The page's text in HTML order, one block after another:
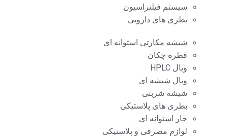
سیستم فیلتراسیون
بطری های دارویی
شیشه مکارتی استوانه ای
قطره چکان
ویال HPLC
ویال شیشه ای
شیشه شربتی
بطری های پلاستیکی
جار استوانه ای
لوازم مصرفی و پلاستیکی